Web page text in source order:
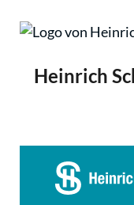
Heinrich